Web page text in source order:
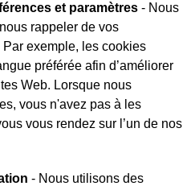
et paramètres - Nous
rappeler de vos
exemple, les cookies
préférée afin d’améliorer
Web. Lorsque nous
vous n'avez pas à les
vous rendez sur l’un de nos
- Nous utilisons des